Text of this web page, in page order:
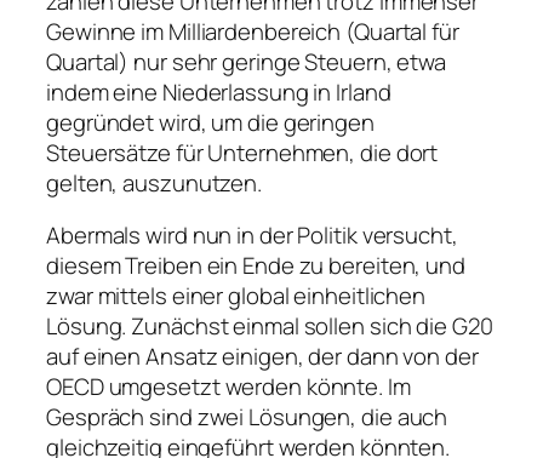
Gewinne im Milliardenbereich (Quartal für
Quartal) nur sehr geringe Steuern, etwa
indem eine Niederlassung in Irland
gegründet wird, um die geringen
Steuersätze für Unternehmen, die dort
gelten, auszunutzen.
Abermals wird nun in der Politik versucht,
diesem Treiben ein Ende zu bereiten, und
zwar mittels einer global einheitlichen
Lösung. Zunächst einmal sollen sich die G20
auf einen Ansatz einigen, der dann von der
OECD umgesetzt werden könnte. Im
Gespräch sind zwei Lösungen, die auch
gleichzeitig eingeführt werden könnten.